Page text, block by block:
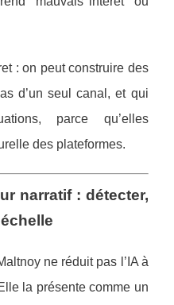
: on peut construire des
d’un seul canal, et qui
parce qu’elles
des plateformes.
narratif : détecter,
ne réduit pas l’IA à
la présente comme un